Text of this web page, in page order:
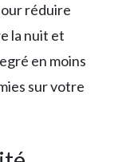
réduire
la nuit et
en moins
sur votre